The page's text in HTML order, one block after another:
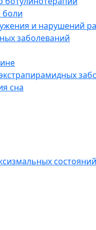
боли
и нарушений
заболеваний
сна
состояний